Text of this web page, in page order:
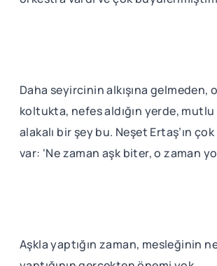
Daha seyircinin alkışına gelmeden,
koltukta, nefes aldığın yerde,
alakalı bir şey bu. Neşet Ertaş’ın
var: ‘Ne zaman aşk biter, o zaman
Aşkla yaptığın zaman, mesleğinin